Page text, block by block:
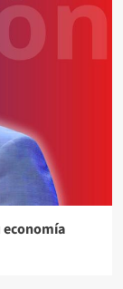
economía